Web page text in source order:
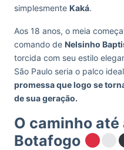
simplesmente Kaká.
Aos 18 anos, o meia
comando de Nelsinho
torcida com seu estilo
São Paulo seria o palco
promessa que logo se
de sua geração.
O caminho
Botafogo